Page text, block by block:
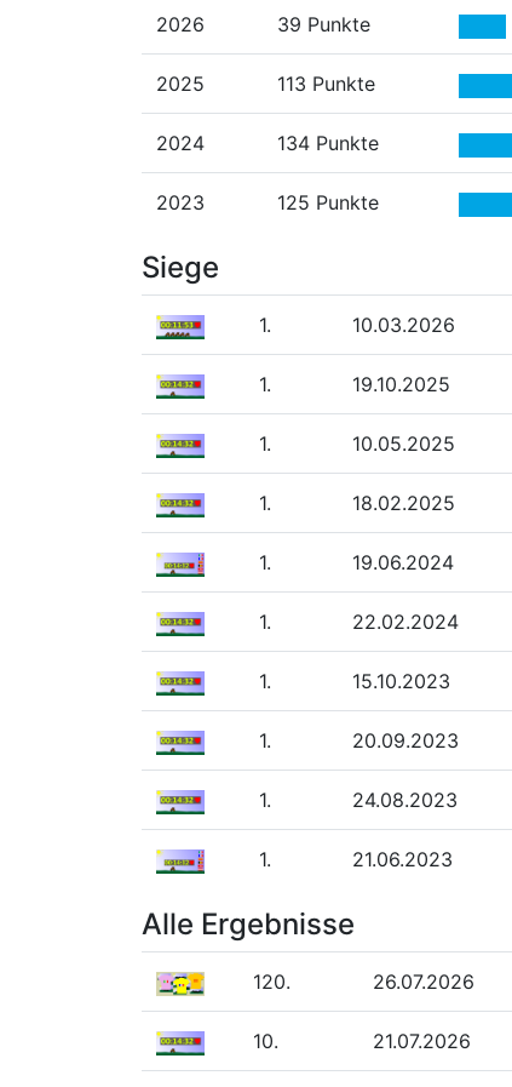
2026 39 Punkte
2025 113 Punkte
2024 134 Punkte
2023 125 Punkte
Siege
1. 10.03.2026
1. 19.10.2025
1. 10.05.2025
1. 18.02.2025
1. 19.06.2024
1. 22.02.2024
1. 15.10.2023
1. 20.09.2023
1. 24.08.2023
1. 21.06.2023
Alle Ergebnisse
120. 26.07.2026
10. 21.07.2026